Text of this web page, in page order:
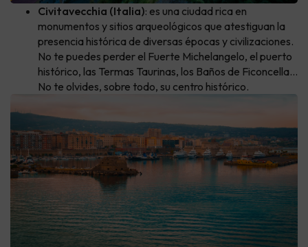
Civitavecchia (Italia): es una ciudad rica en
monumentos y sitios arqueológicos que atestiguan la
presencia histórica de diversas épocas y civilizaciones.
No te puedes perder el Fuerte Michelangelo, el puerto
histórico, las Termas Taurinas, los Baños de Ficoncella...
No te olvides, sobre todo, su centro histórico.